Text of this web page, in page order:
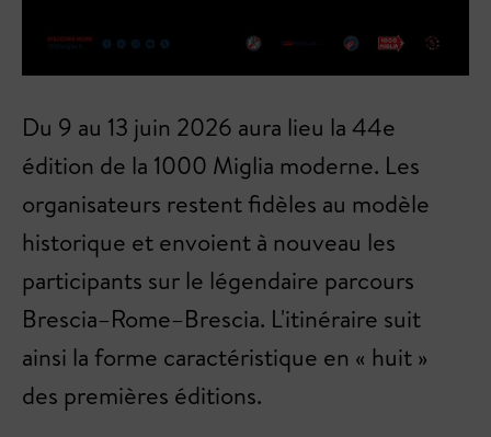
Du 9 au 13 juin 2026 aura lieu la 44e
édition de la 1000 Miglia moderne. Les
organisateurs restent fidèles au modèle
historique et envoient à nouveau les
participants sur le légendaire parcours
Brescia–Rome–Brescia. L'itinéraire suit
ainsi la forme caractéristique en « huit »
des premières éditions.